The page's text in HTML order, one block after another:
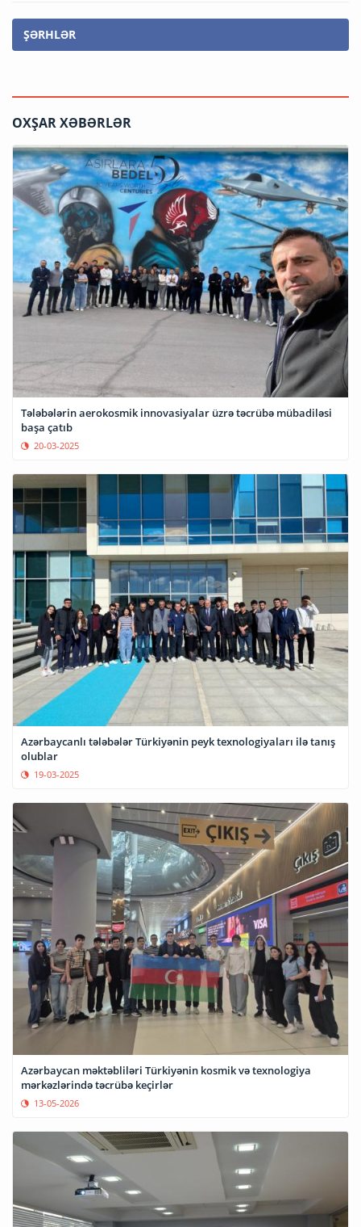
ŞƏRHLƏR
OXŞAR XƏBƏRLƏR
Tələbələrin aerokosmik innovasiyalar üzrə təcrübə mübadiləsi
başa çatıb
20-03-2025
Azərbaycanlı tələbələr Türkiyənin peyk texnologiyaları ilə tanış
olublar
19-03-2025
Azərbaycan məktəbliləri Türkiyənin kosmik və texnologiya
mərkəzlərində təcrübə keçirlər
13-05-2026